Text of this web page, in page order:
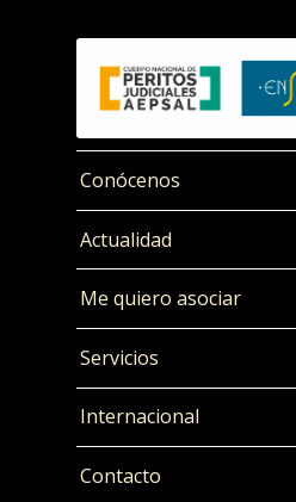
Conócenos
Actualidad
Me quiero asociar
Servicios
Internacional
Contacto